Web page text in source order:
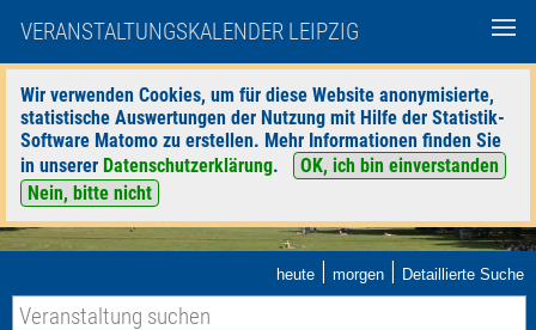
VERANSTALTUNGSKALENDER LEIPZIG
Wir verwenden Cookies, um für diese Website anonymisierte,
statistische Auswertungen der Nutzung mit Hilfe der Statistik-
Software Matomo zu erstellen. Mehr Informationen finden Sie
in unserer Datenschutzerklärung.
OK, ich bin einverstanden
Nein, bitte nicht
heute | morgen | Detaillierte Suche